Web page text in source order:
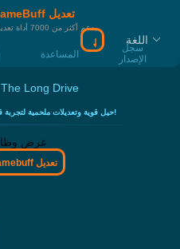
GameBuff تعديل
يدعم أكثر من 7000 أداة تعديل للألعاب
المساعدة
سجل
الإصدار
اللغة
The Long Drive
The Long Drive: حيل قوية وتعديلات ملحمية لتجربة قيادة لا نهاية لها!
تحميل Gamebuff تعديل